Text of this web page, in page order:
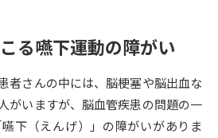
（高2生用）
を調べる
る嚥下運動の障がい
者さんの中には、脳梗塞や脳出血な
がいますが、脳血管疾患の問題の一
下（えんげ）」の障がいがありま